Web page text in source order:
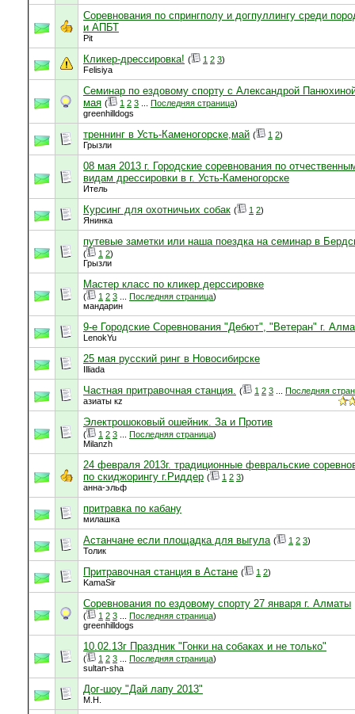
Соревнования по спрингполу и догпуллингу среди
и АПБТ
Pit
Кликер-дрессировка! ( 1 2 3)
Felisiya
Семинар по ездовому спорту с Александрой
мая ( 1 2 3 Последняя страница)
greenhilldogs
треннинг в Усть-Каменогорске,май ( 1 2)
Грызли
08 мая 2013 г. Городские соревнования по
видам дрессировки в г. Усть-Каменогорске
Итель
Курсинг для охотничьих собак ( 1 2)
Янинка
путевые заметки или наша поездка на семинар в
( 1 2)
Грызли
Мастер класс по кликер дерссировке
( 1 2 3 Последняя страница)
мандарин
9-е Городские Соревнования "Дебют", "Ветеран" г.
LenokYu
25 мая русский ринг в Новосибирске
Illiada
Частная притравочная станция. ( 1 2 3
Последняя
азиаты кz
Электрошоковый ошейник. За и Против
( 1 2 3 Последняя страница)
Milanzh
24 февраля 2013г. традиционные февральские
по скиджорингу г.Риддер ( 1 2 3)
анна-эльф
притравка по кабану
милашка
Астанчане если площадка для выгула ( 1 2 3)
Толик
Притравочная станция в Астане ( 1 2)
KamaSir
Соревнования по ездовому спорту 27 января г. Алматы
( 1 2 3 Последняя страница)
greenhilldogs
10.02.13г Праздник "Гонки на собаках и не только"
( 1 2 3 Последняя страница)
sultan-sha
Дог-шоу "Дай лапу 2013"
М.Н.